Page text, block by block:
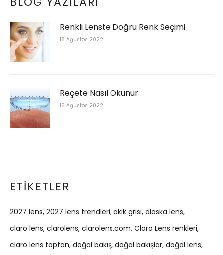
Renkli Lenste Doğru Renk Seçimi
18 Ağustos 2022
Reçete Nasıl Okunur
16 Ağustos 2022
ETIKETLER
2027 lens 2027 lens trendleri akik grisi alaska lens
claro lens clarolens clarolens.com Claro Lens renkleri
claro lens toptan doğal bakış doğal bakışlar doğal lens